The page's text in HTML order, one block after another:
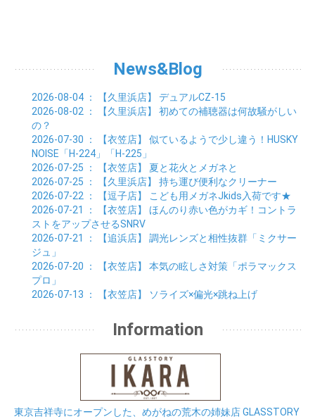
01月 (8)
02月 (6)
01月 (6)
03月 (7)
02月 (8)
01月 (8)
06月 (4)
News&Blog
2026-08-04 ： 【久里浜店】 デュアルCZ-15
2026-08-02 ： 【久里浜店】 初めての補聴器は何故騒がしい
の？
2026-07-30 ： 【衣笠店】 似ているようで少し違う！HUSKY
NOISE「H-224」「H-225」
2026-07-25 ： 【衣笠店】 夏と花火とメガネと
2026-07-25 ： 【久里浜店】 持ち運び便利なクリーナー
2026-07-22 ： 【逗子店】
こども用メガネJkids入荷です★
2026-07-21
： 【衣笠店】 ほんのり赤い色がカギ！コントラ
ストをアップさせるSNRV
2026-07-21
： 【追浜店】 調光レンズと相性抜群「ミクサー
ジュ」
2026-07-20 ： 【衣笠店】 本気の眩しさ対策「ポラマックス
プロ」
2026-07-13 ： 【衣笠店】 ソライズ×偏光×跳ね上げ
Information
東京吉祥寺にオープンした、めがねの荒木の姉妹店 GLASSTORY